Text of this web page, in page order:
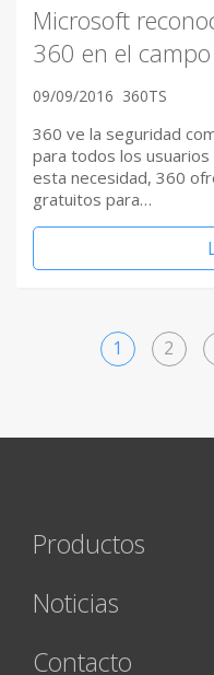
Microsoft
360 en el
09/09/2016 360TS
360 ve la seguridad
para todos los
esta necesidad, 360
gratuitos para…
1 2
Productos
Noticias
Contacto